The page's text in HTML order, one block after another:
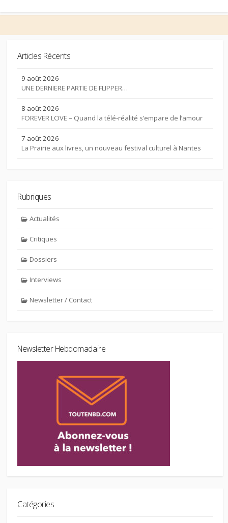
Articles Récents
9 août 2026
UNE DERNIERE PARTIE DE FLIPPER…
8 août 2026
FOREVER LOVE – Quand la télé-réalité s’empare de l’amour
7 août 2026
La Prairie aux livres, un nouveau festival culturel à Nantes
Rubriques
Actualités
Critiques
Dossiers
Interviews
Newsletter / Contact
Newsletter Hebdomadaire
Catégories